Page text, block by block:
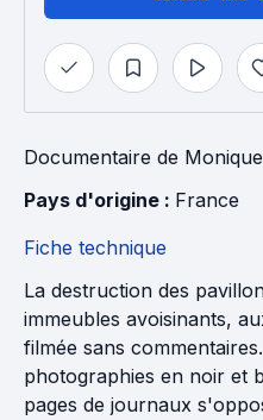
Documentaire de
Pays d'origine : France
Fiche technique
La destruction des
immeubles avoisinants,
filmée sans
photographies en noir et
pages de journaux